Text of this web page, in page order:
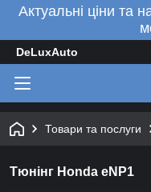
Актуальні ціни та
DeLuxAuto
Товари та послуги
Тюнінг Honda eNP1